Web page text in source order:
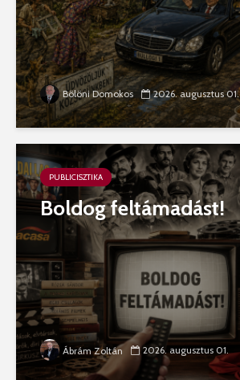
Bölöni Domokos 2026. augusztus 01.
PUBLICISZTIKA
Boldog feltámadást!
Ábrám Zoltán 2026. augusztus 01.